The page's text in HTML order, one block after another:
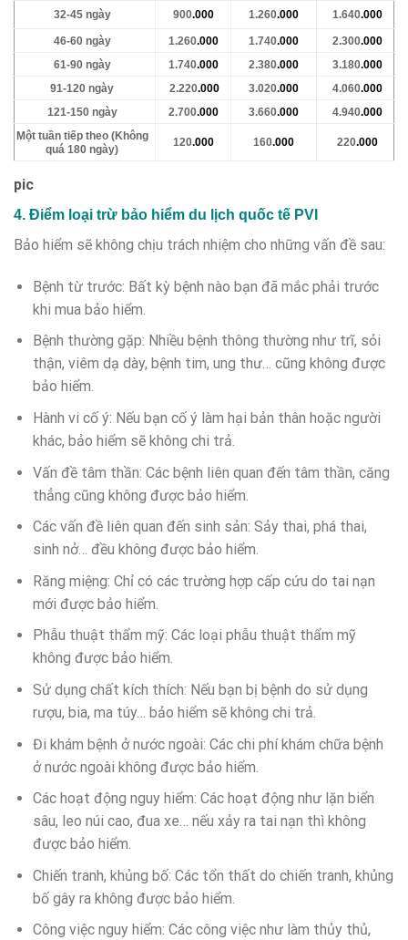
32-45 ngày 900.000 1.260.000 1.640.000
46-60 ngày 1.260.000 1.740.000 2.300.000
61-90 ngày
1.740.000 2.380.000 3.180.000
91-120 ngày
2.220.000 3.020.000 4.060.000
121-150 ngày
2.700.000 3.660.000 4.940.000
Một tuần tiếp theo (Không
quá 180 ngày)
120.000 160.000 220.000
pic
4. Điểm loại trừ bảo hiểm du lịch quốc tế PVI
Bảo hiểm sẽ không chịu trách nhiệm cho những vấn đề sau:
Bệnh từ trước: Bất kỳ bệnh nào bạn đã mắc phải trước
khi mua bảo hiểm.
Bệnh thường gặp: Nhiều bệnh thông thường như trĩ, sỏi
thận, viêm dạ dày, bệnh tim, ung thư… cũng không được
bảo hiểm.
Hành vi cố ý: Nếu bạn cố ý làm hại bản thân hoặc người
khác, bảo hiểm sẽ không chi trả.
Vấn đề tâm thần: Các bệnh liên quan đến tâm thần, căng
thẳng cũng không được bảo hiểm.
Các vấn đề liên quan đến sinh sản: Sảy thai, phá thai,
sinh nở… đều không được bảo hiểm.
Răng miệng: Chỉ có các trường hợp cấp cứu do tai nạn
mới được bảo hiểm.
Phẫu thuật thẩm mỹ: Các loại phẫu thuật thẩm mỹ
không được bảo hiểm.
Sử dụng chất kích thích: Nếu bạn bị bệnh do sử dụng
rượu, bia, ma túy… bảo hiểm sẽ không chi trả.
Đi khám bệnh ở nước ngoài: Các chi phí khám chữa bệnh
ở nước ngoài không được bảo hiểm.
Các hoạt động nguy hiểm: Các hoạt động như lặn biển
sâu, leo núi cao, đua xe… nếu xảy ra tai nạn thì không
được bảo hiểm.
Chiến tranh, khủng bố: Các tổn thất do chiến tranh, khủng
bố gây ra không được bảo hiểm.
Công việc nguy hiểm: Các công việc như làm thủy thủ,